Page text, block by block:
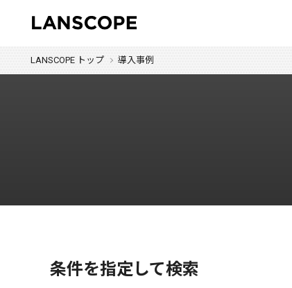
LANSCOPE トップ 導入事例
条件を指定して検索